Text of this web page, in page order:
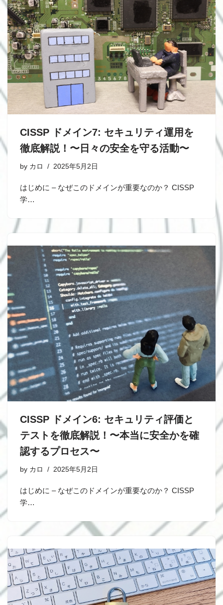
CISSP ドメイン7: セキュリティ運用を
徹底解説！〜日々の安全を守る活動〜
by カロ 2025年5月2日
はじめに – なぜこのドメインが重要なのか？ CISSP
学…
CISSP ドメイン6: セキュリティ評価と
テストを徹底解説！〜本当に安全かを確
認するプロセス〜
by カロ 2025年5月2日
はじめに – なぜこのドメインが重要なのか？ CISSP
学…